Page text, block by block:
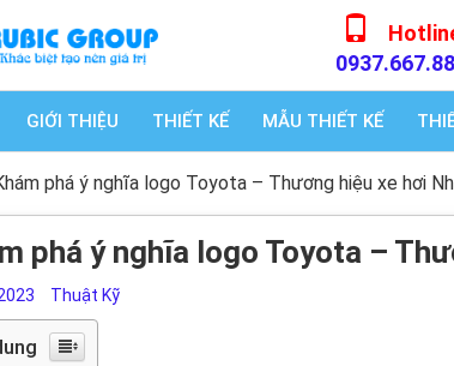
GIỚI THIỆU THIẾT KẾ MẪU THIẾT KẾ
phá ý nghĩa logo Toyota – Thương hiệu xe hơi
phá ý nghĩa logo Toyota –
Thuật Kỹ